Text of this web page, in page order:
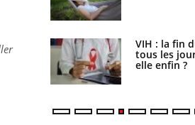
GLP-1
les os
VIH : la fin
tous les
elle enfin ?